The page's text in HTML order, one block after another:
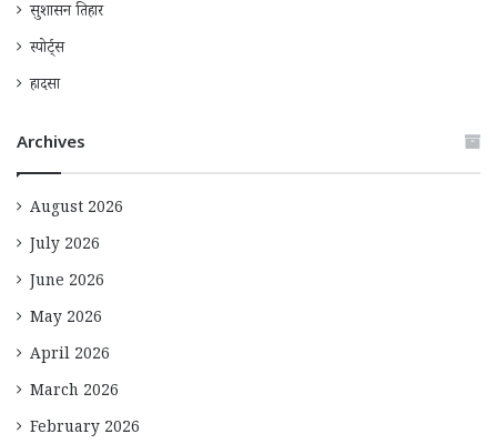
सुशासन तिहार
स्पोर्ट्स
हादसा
Archives
August 2026
July 2026
June 2026
May 2026
April 2026
March 2026
February 2026